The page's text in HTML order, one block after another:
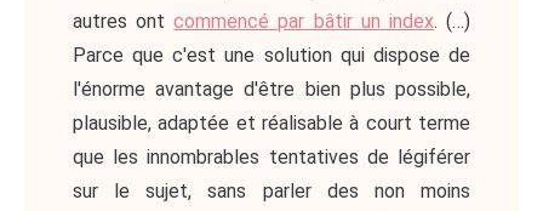
autres ontcommencé par bâtir un index. (…)
Parce que c'est une solution qui dispose de
l'énorme avantage d'être bien plus possible,
plausible, adaptée et réalisable à court terme
que les innombrables tentatives de légiférer
sur le sujet, sans parler des non moins